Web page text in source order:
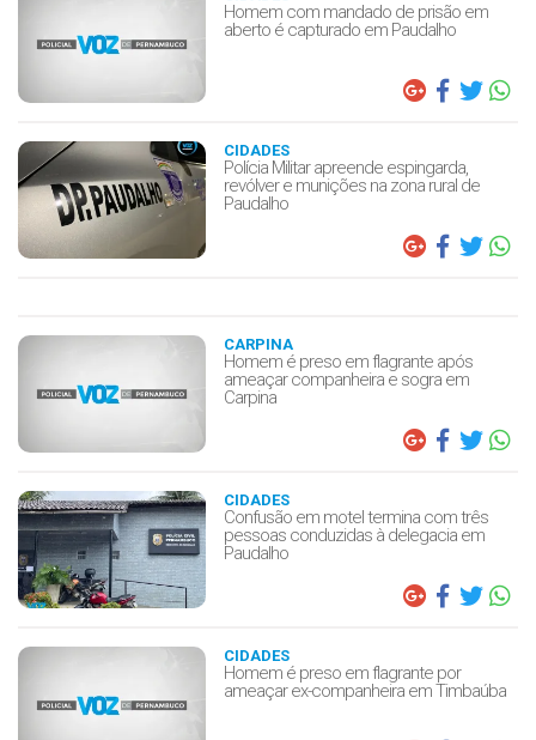
Homem com mandado de prisão em
aberto é capturado em Paudalho
CIDADES
Polícia Militar apreende espingarda,
revólver e munições na zona rural de
Paudalho
CARPINA
Homem é preso em flagrante após
ameaçar companheira e sogra em
Carpina
CIDADES
Confusão em motel termina com três
pessoas conduzidas à delegacia em
Paudalho
CIDADES
Homem é preso em flagrante por
ameaçar ex-companheira em Timbaúba